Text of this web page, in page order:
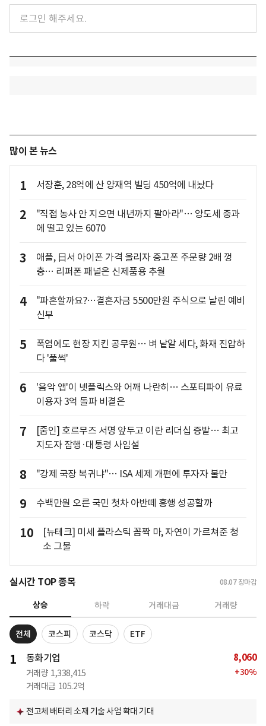
많이 본 뉴스
1 서장훈, 28억에 산 양재역 빌딩 450억에 내놨다
2
"직접 농사 안 지으면 내년까지 팔아라"… 양도세 중과
에 떨고 있는 6070
3
애플, 日서 아이폰 가격 올리자 중고폰 주문량 2배 껑
충… 리퍼폰 패널은 신제품용 추월
4
"파혼할까요?…결혼자금 5500만원 주식으로 날린 예비
신부
5
폭염에도 현장 지킨 공무원… 벼 낱알 세다, 화재 진압하
다 '풀썩'
6
'음악 앱'이 넷플릭스와 어깨 나란히… 스포티파이 유료
이용자 3억 돌파 비결은
7
[줌인] 호르무즈 서명 앞두고 이란 리더십 증발… 최고
지도자 잠행·대통령 사임설
8 "강제 국장 복귀냐"… ISA 세제 개편에 투자자 불만
9 수백만원 오른 국민 첫차 아반떼 흥행 성공할까
10
[뉴테크] 미세 플라스틱 꼼짝 마, 자연이 가르쳐준 청
소 그물
실시간 TOP 종목 08.07 장마감
상승 하락 거래대금 거래량
전체 코스피 코스닥 ETF
1 동화기업
거래량 1,338,415
거래대금 105.2억
8,060
+30%
전고체 배터리 소재 기술 사업 확대 기대